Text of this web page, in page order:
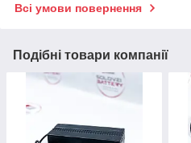
Всі умови повернення
Подібні товари компанії